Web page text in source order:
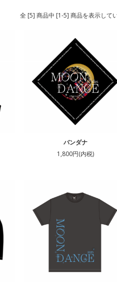
全 [5] 商品中 [1-5] 商品を表示して
バンダナ
1,800円(内税)